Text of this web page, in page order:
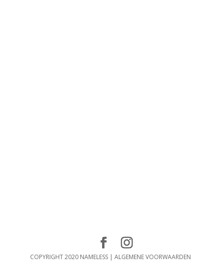
COPYRIGHT 2020 NAMELESS | ALGEMENE VOORWAARDEN